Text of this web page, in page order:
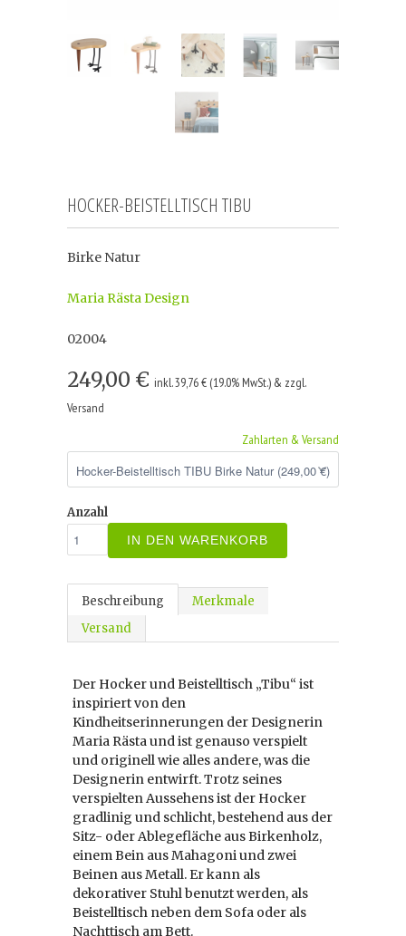
HOCKER-BEISTELLTISCH TIBU
Birke Natur
Maria Rästa Design
02004
249,00 € inkl. 39,76 € (19.0% MwSt.) & zzgl.
Versand
Zahlarten & Versand
Anzahl
IN DEN WARENKORB
Beschreibung
Merkmale
Versand
Der Hocker und Beistelltisch „Tibu“ ist
inspiriert von den
Kindheitserinnerungen der Designerin
Maria Rästa und ist genauso verspielt
und originell wie alles andere, was die
Designerin entwirft. Trotz seines
verspielten Aussehens ist der Hocker
gradlinig und schlicht, bestehend aus der
Sitz- oder Ablegefläche aus Birkenholz,
einem Bein aus Mahagoni und zwei
Beinen aus Metall. Er kann als
dekorativer Stuhl benutzt werden, als
Beistelltisch neben dem Sofa oder als
Nachttisch am Bett.